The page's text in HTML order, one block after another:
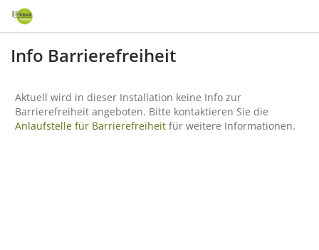
Info Barrierefreiheit
Aktuell wird in dieser Installation keine Info zur
Barrierefreiheit angeboten. Bitte kontaktieren Sie die
Anlaufstelle für Barrierefreiheit für weitere Informationen.